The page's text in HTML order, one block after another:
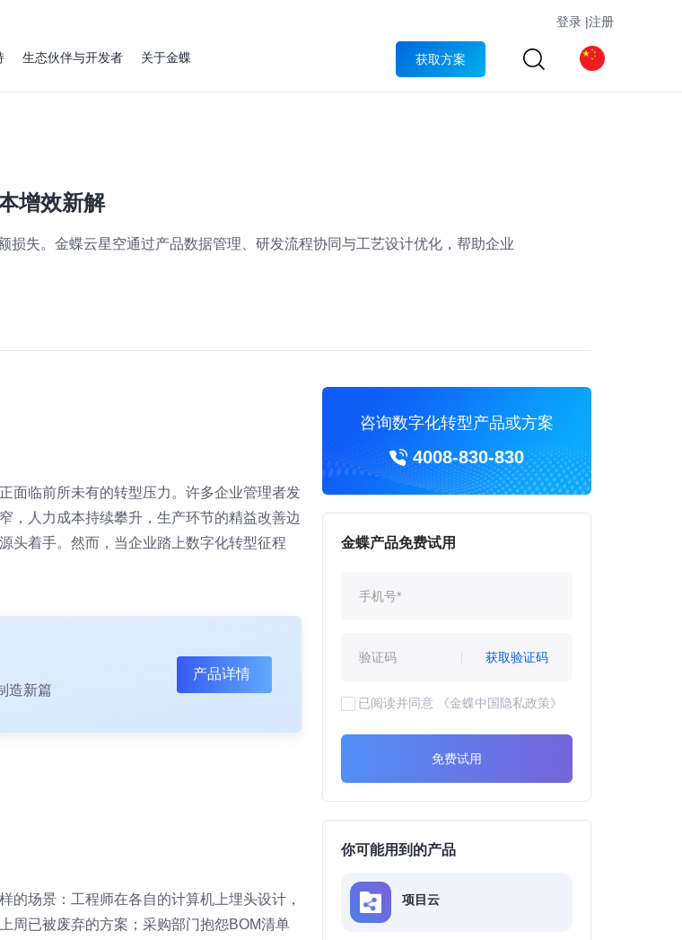
登录 |注册
生态伙伴与开发者 关于金蝶 获取方案
增效新解
失。金蝶云星空通过产品数据管理、研发流程协同与工艺设计优化，帮助企业
面临前所未有的转型压力。许多企业管理者发
人力成本持续攀升，生产环节的精益改善边
头着手。然而，当企业踏上数字化转型征程
造新篇
产品详情
的场景：工程师在各自的计算机上埋头设计，
周已被废弃的方案；采购部门抱怨BOM清单
咨询数字化转型产品或方案
4008-830-830
金蝶产品免费试用
获取验证码
已阅读并同意 《金蝶中国隐私政策》
免费试用
你可能用到的产品
项目云